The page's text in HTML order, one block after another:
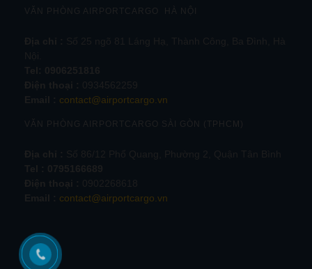
VĂN PHÒNG AIRPORTCARGO HÀ NỘI
contact@airportcargo.vn
VĂN PHÒNG AIRPORTCARGO SÀI GÒN (TPHCM)
contact@airportcargo.vn